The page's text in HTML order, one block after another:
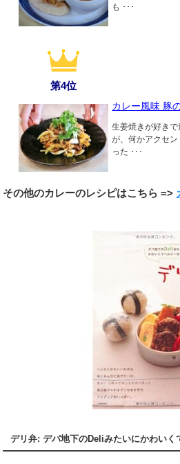
も ･･･
第4位
カレー風味 豚
生姜焼きが好き
が、何かアクセ
った ･･･
その他のカレーのレシピはこちら =>
デリ弁: デパ地下のDeliみたいにかわいく